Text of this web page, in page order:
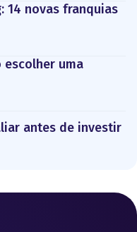
14 novas franquias
escolher uma
antes de investir